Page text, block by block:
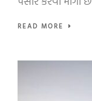
READ MORE